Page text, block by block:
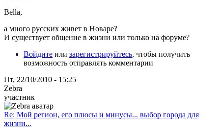
Bella,
а много русских живет в Новаре?
И существует общение в жизни или только на форуме?
Войдите или зарегистрируйтесь, чтобы получить
возможность отправлять комментарии
Пт, 22/10/2010 - 15:25
Zebra
участник
Re: Мой регион, его плюсы и минусы... выбор города для
жизни...